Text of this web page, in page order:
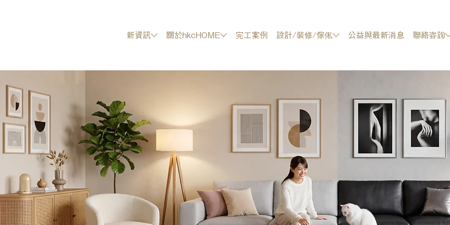
新資訊 關於hkcHOME 完工案例 設計/裝修/傢俬 公益與最新消息 聯絡咨詢